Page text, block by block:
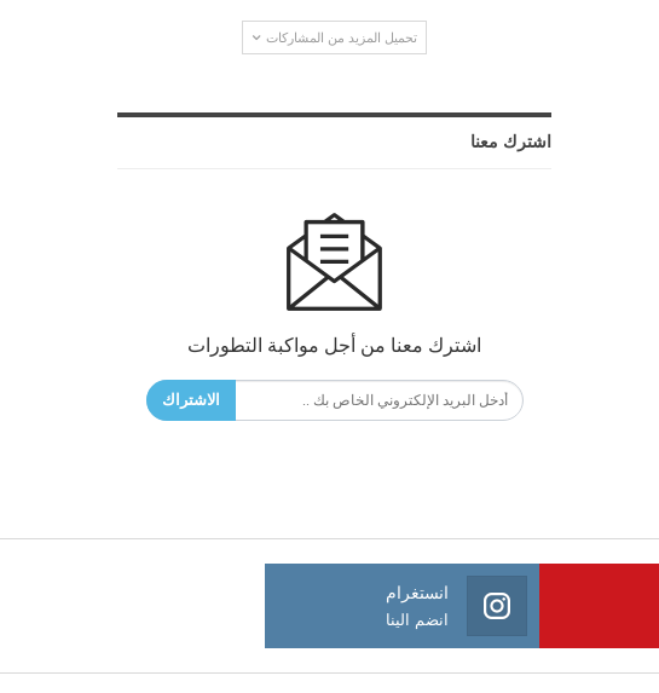
تحميل المزيد من المشاركات
اشترك معنا
اشترك معنا من أجل مواكبة التطورات
الاشتراك
انستغرام
انضم الينا